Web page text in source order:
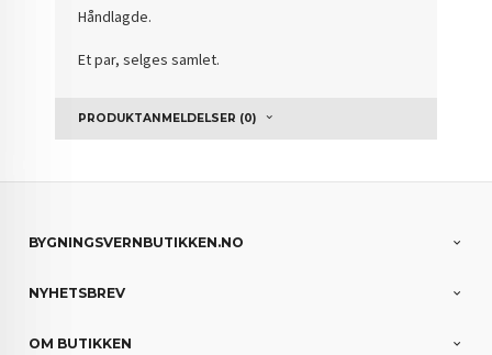
Håndlagde.
Et par, selges samlet.
PRODUKTANMELDELSER (0)
BYGNINGSVERNBUTIKKEN.NO
NYHETSBREV
OM BUTIKKEN